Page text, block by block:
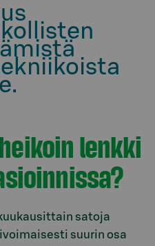
lenkki
satoja
suurin osa